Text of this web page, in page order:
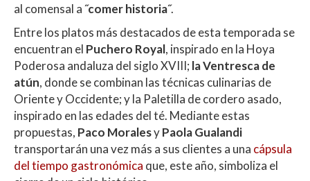
al comensal a˝comer historia˝.
Entre los platos más destacados de esta temporada se
encuentran el Puchero Royal, inspirado en la Hoya
Poderosa andaluza del siglo XVIII; la Ventresca de
atún, donde se combinan las técnicas culinarias de
Oriente y Occidente; y la Paletilla de cordero asado,
inspirado en las edades del té. Mediante estas
propuestas, Paco MoralesyPaola Gualandi
transportarán una vez más a sus clientes a una cápsula
del tiempo gastronómica que, este año, simboliza el